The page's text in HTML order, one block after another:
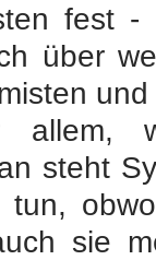
fest
über
allem,
steht
sie